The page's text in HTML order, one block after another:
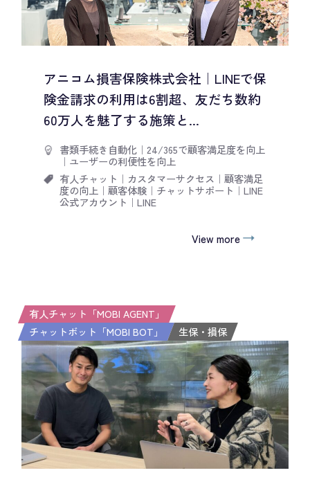
アニコム損害保険株式会社｜LINEで保
険金請求の利用は6割超、友だち数約
60万人を魅了する施策と...
書類手続き自動化｜ 24/365で顧客満足度を向上
｜ ユーザーの利便性を向上
有人チャット ｜ カスタマーサクセス ｜ 顧客満足
度の向上 ｜ 顧客体験｜ チャットサポート ｜ LINE
公式アカウント ｜ LINE
View more
有人チャット「MOBI AGENT」
チャットボット「MOBI BOT」
生保・損保